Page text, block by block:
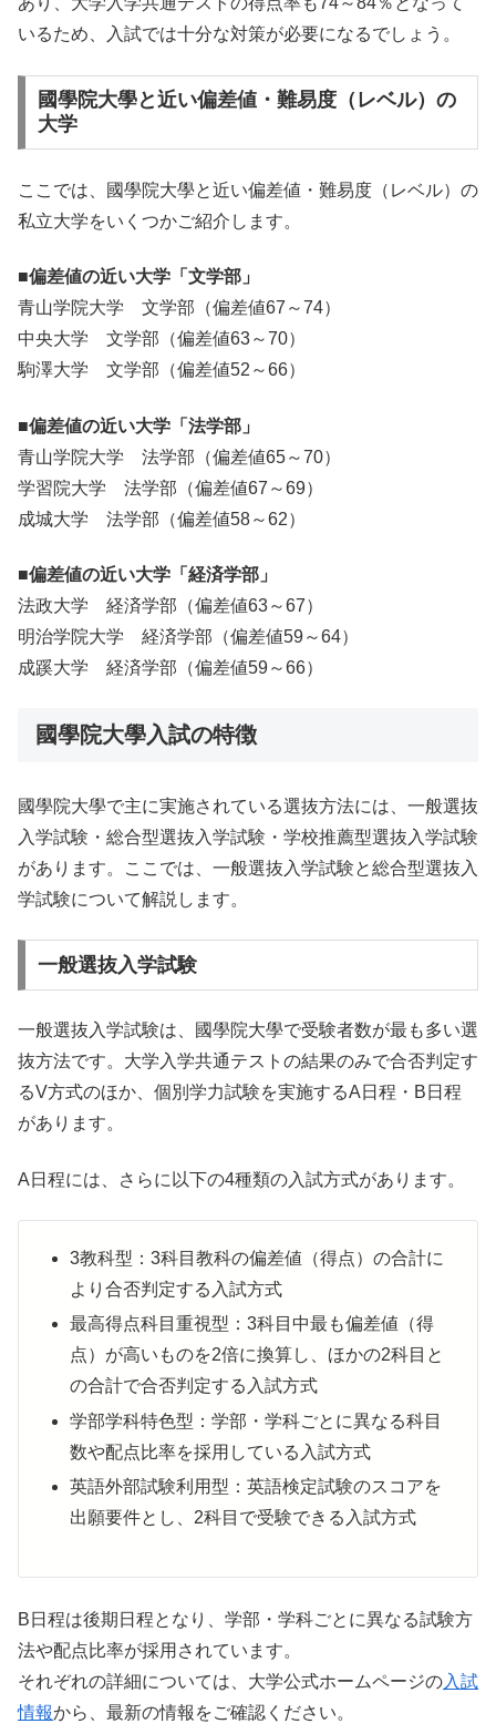
いるため、入試では十分な対策が必要になるでしょう。
國學院大學と近い偏差値・難易度（レベル）の
大学
ここでは、國學院大學と近い偏差値・難易度（レベル）の
私立大学をいくつかご紹介します。
■偏差値の近い大学「文学部」
青山学院大学 文学部（偏差値67～74）
中央大学 文学部（偏差値63～70）
駒澤大学 文学部（偏差値52～66）
■偏差値の近い大学「法学部」
青山学院大学 法学部（偏差値65～70）
学習院大学 法学部（偏差値67～69）
成城大学 法学部（偏差値58～62）
■偏差値の近い大学「経済学部」
法政大学 経済学部（偏差値63～67）
明治学院大学 経済学部（偏差値59～64）
成蹊大学 経済学部（偏差値59～66）
國學院大學入試の特徴
國學院大學で主に実施されている選抜方法には、一般選抜
入学試験・総合型選抜入学試験・学校推薦型選抜入学試験
があります。ここでは、一般選抜入学試験と総合型選抜入
学試験について解説します。
一般選抜入学試験
一般選抜入学試験は、國學院大學で受験者数が最も多い選
抜方法です。大学入学共通テストの結果のみで合否判定す
るV方式のほか、個別学力試験を実施するA日程・B日程
があります。
A日程には、さらに以下の4種類の入試方式があります。
3教科型：3科目教科の偏差値（得点）の合計に
より合否判定する入試方式
最高得点科目重視型：3科目中最も偏差値（得
点）が高いものを2倍に換算し、ほかの2科目と
の合計で合否判定する入試方式
学部学科特色型：学部・学科ごとに異なる科目
数や配点比率を採用している入試方式
英語外部試験利用型：英語検定試験のスコアを
出願要件とし、2科目で受験できる入試方式
B日程は後期日程となり、学部・学科ごとに異なる試験方
法や配点比率が採用されています。
それぞれの詳細については、大学公式ホームページの入試
情報から、最新の情報をご確認ください。